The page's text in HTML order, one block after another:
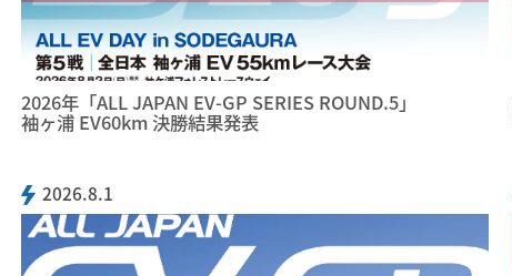
2026年「ALL JAPAN EV-GP SERIES ROUND.5」
袖ヶ浦 EV60km 決勝結果発表
2026.8.1